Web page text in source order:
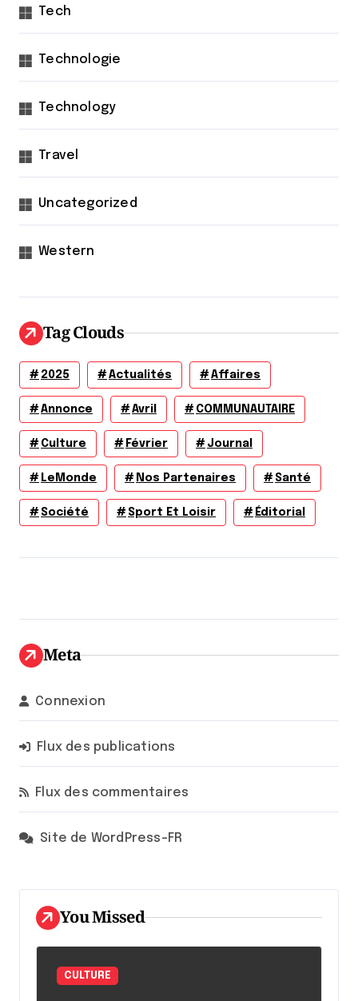
Tech
Technologie
Technology
Travel
Uncategorized
Western
Tag Clouds
2025 Actualités Affaires
Annonce Avril COMMUNAUTAIRE
Culture Février Journal
LeMonde Nos Partenaires Santé
Société Sport Et Loisir Éditorial
Meta
Connexion
Flux des publications
Flux des commentaires
Site de WordPress-FR
You Missed
CULTURE